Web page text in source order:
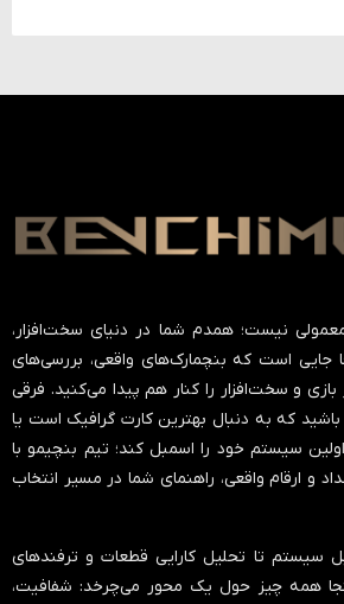
نیست؛ همدم شما در دنیای سخت‌افزار،
جایی است که بنچمارک‌های واقعی، بررسی‌های
بازی و سخت‌افزار را کنار هم پیدا می‌کنید. فرقی
که به دنبال بهترین کارت گرافیک است یا
سیستم خود را اسمبل کند؛ تیم بنچیمو با
و ارقام واقعی، راهنمای شما در مسیر انتخاب
سیستم تا تحلیل کارایی قطعات و ترفندهای
همه چیز حول یک محور می‌چرخد: شفافیت،